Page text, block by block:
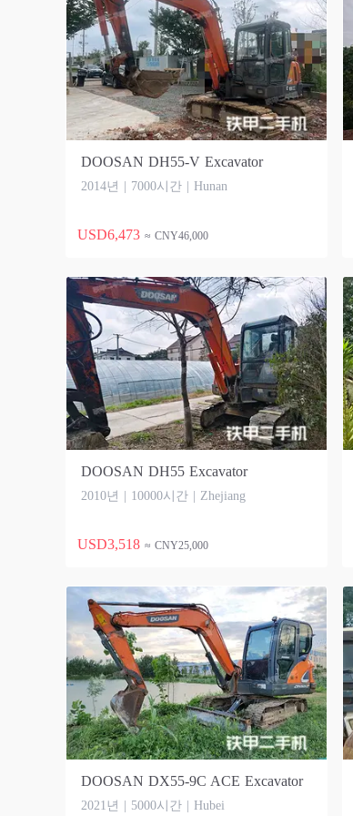
DOOSAN DH55-V Excavator
2014년 | 7000시간 | Hunan
USD6,473 ≈ CNY46,000
DOOSAN DH55 Excavator
2010년 | 10000시간 | Zhejiang
USD3,518 ≈ CNY25,000
DOOSAN DX55-9C ACE Excavator
2021년 | 5000시간 | Hubei